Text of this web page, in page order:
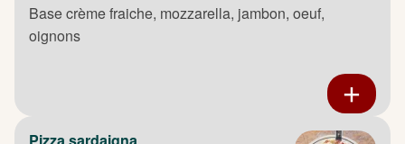
Base crème fraiche, mozzarella, jambon, oeuf,
oignons
Pizza sardaigna